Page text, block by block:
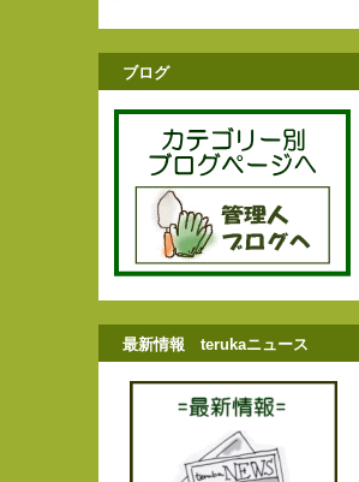
ブログ
最新情報 terukaニュース